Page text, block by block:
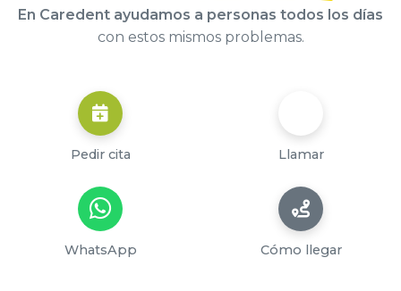
En Caredent ayudamos a personas todos los días
con estos mismos problemas.
Pedir cita Llamar
WhatsApp Cómo llegar